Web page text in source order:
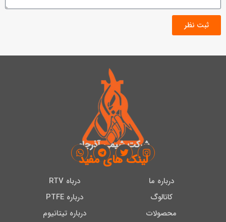
ثبت نظر
شرکت شیمی آذرجام
لینک های مفید
درباره ما
کاتالوگ
محصولات
درباه RTV
درباره PTFE
درباره تیتانیوم